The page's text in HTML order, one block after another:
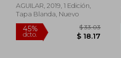
AGUILAR, 2019, 1 Edición,
Tapa Blanda, Nuevo